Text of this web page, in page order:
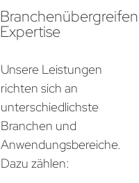
Expertise
Unsere Leistungen
richten sich an
unterschiedlichste
Branchen und
Anwendungsbereiche.
Dazu zählen: